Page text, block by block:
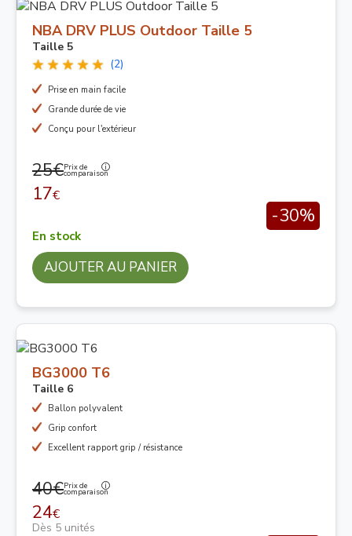
NBA DRV PLUS Outdoor Taille 5
Taille 5
(2)
Prise en main facile
Grande durée de vie
Conçu pour l'extérieur
25€Prix de
comparaison
17€
-30%
En stock
AJOUTER AU PANIER
BG3000 T6
Taille 6
Ballon polyvalent
Grip confort
Excellent rapport grip / résistance
40€Prix de
comparaison
24€
Dès 5 unités